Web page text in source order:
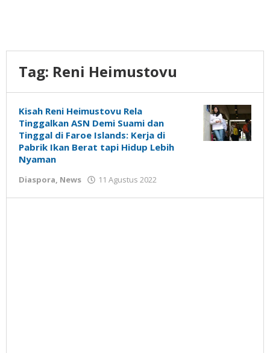
Tag: Reni Heimustovu
Kisah Reni Heimustovu Rela
Tinggalkan ASN Demi Suami dan
Tinggal di Faroe Islands: Kerja di
Pabrik Ikan Berat tapi Hidup Lebih
Nyaman
Diaspora, News 11 Agustus 2022
Susanto